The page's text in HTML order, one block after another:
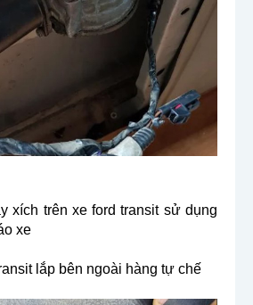
xích trên xe ford transit sử dụng
xe
lắp bên ngoài hàng tự chế